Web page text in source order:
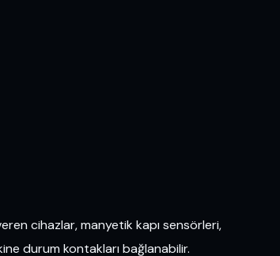
cihazlar, manyetik kapı sensörleri,
durum kontakları bağlanabilir.